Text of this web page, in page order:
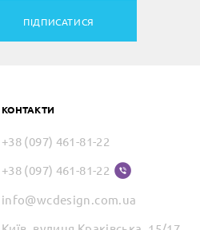
ПІДПИСАТИСЯ
КОНТАКТИ
+38 (097) 461-81-22
+38 (097) 461-81-22
info@wcdesign.com.ua